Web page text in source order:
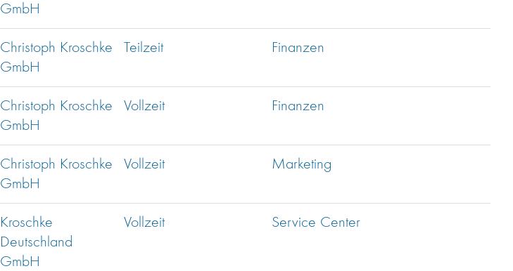
GmbH
Christoph Kroschke
GmbH
Teilzeit Finanzen
Christoph Kroschke
GmbH
Vollzeit Finanzen
Christoph Kroschke
GmbH
Vollzeit Marketing
Kroschke
Deutschland
GmbH
Vollzeit Service Center